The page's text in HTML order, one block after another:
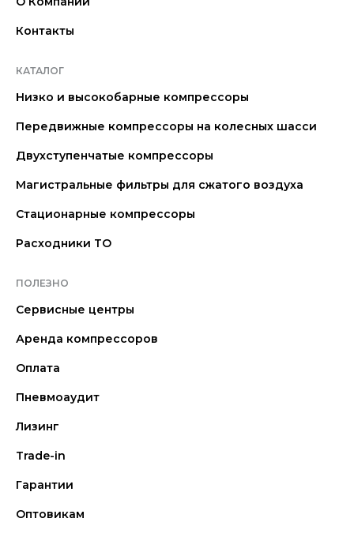
Контакты
КАТАЛОГ
Низко и высокобарные компрессоры
Передвижные компрессоры на колесных шасси
Двухступенчатые компрессоры
Магистральные фильтры для сжатого воздуха
Стационарные компрессоры
Расходники ТО
ПОЛЕЗНО
Сервисные центры
Аренда компрессоров
Оплата
Пневмоаудит
Лизинг
Trade-in
Гарантии
Оптовикам